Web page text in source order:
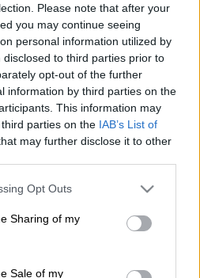
Please note that after your
you may continue seeing
personal information utilized by
to third parties prior to
opt-out of the further
information by third parties on the
This information may
parties on the IAB’s List of
may further disclose it to other
app uses one or more Google
behaviour. You may click to
and its third-party tags to
purposes in below Google
Opt Outs
Sharing of my
Sale of my
καταγράφηκε για
απόδιεθνή ομάδα
Ατλαντικό Ωκεανό.
την ενδόρρηξη
Ατλαντικό: «111
ακόμα
να σταματήσουν